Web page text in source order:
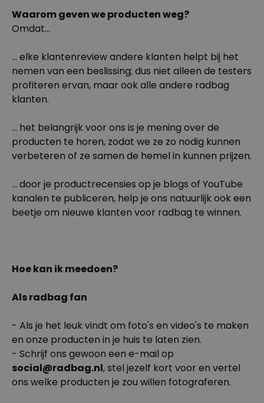
Personaliseerbaar
3.200keer
gekocht
44,99 €
Waarom geven we producten weg?
Omdat...
... elke klantenreview andere klanten helpt bij het
nemen van een beslissing; dus niet alleen de testers
profiteren ervan, maar ook alle andere radbag
klanten.
... het belangrijk voor ons is je mening over de
producten te horen, zodat we ze zo nodig kunnen
verbeteren of ze samen de hemel in kunnen prijzen.
... door je productrecensies op je blogs of YouTube
kanalen te publiceren, help je ons natuurlijk ook een
beetje om nieuwe klanten voor radbag te winnen.
Hoe kan ik meedoen?
Als radbag fan
- Als je het leuk vindt om foto's en video's te maken
en onze producten in je huis te laten zien.
- Schrijf ons gewoon een e-mail op
social@radbag.nl, stel jezelf kort voor en vertel
ons welke producten je zou willen fotograferen.